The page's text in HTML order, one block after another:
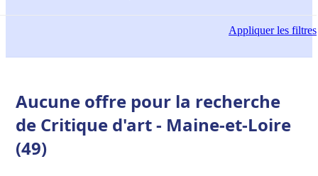
Appliquerles filtres
Aucune offre pour la recherche
de Critique d'art - Maine-et-Loire
(49)